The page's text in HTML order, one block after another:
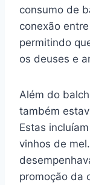
consumo de
conexão
permitindo
os deuses e
Além do
também
Estas
vinhos de
promoção da